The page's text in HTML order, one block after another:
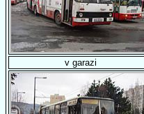
v garazi